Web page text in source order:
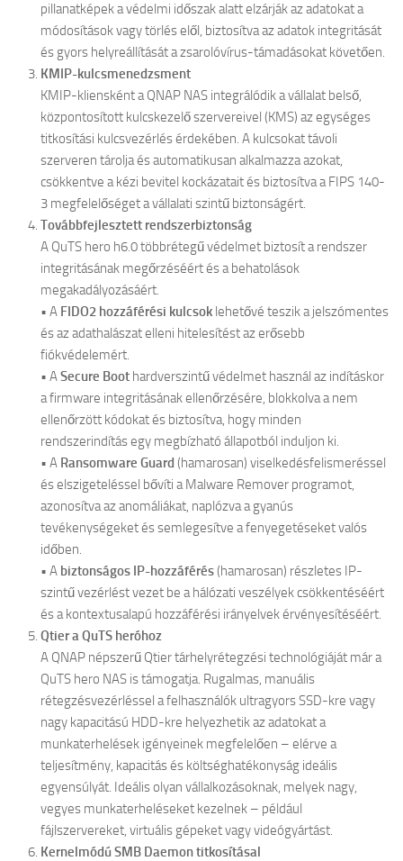
pillanatképek a védelmi időszak alatt elzárják az adatokat a
módosítások vagy törlés elől, biztosítva az adatok integritását
és gyors helyreállítását a zsarolóvírus-támadásokat követően.
KMIP-kulcsmenedzsment
KMIP-kliensként a QNAP NAS integrálódik a vállalat belső,
központosított kulcskezelő szervereivel (KMS) az egységes
titkosítási kulcsvezérlés érdekében. A kulcsokat távoli
szerveren tárolja és automatikusan alkalmazza azokat,
csökkentve a kézi bevitel kockázatait és biztosítva a FIPS 140-
3 megfelelőséget a vállalati szintű biztonságért.
Továbbfejlesztett rendszerbiztonság
A QuTS hero h6.0 többrétegű védelmet biztosít a rendszer
integritásának megőrzéséért és a behatolások
megakadályozásáért.
• A FIDO2 hozzáférési kulcsok lehetővé teszik a jelszómentes
és az adathalászat elleni hitelesítést az erősebb
fiókvédelemért.
• ASecure Boot hardverszintű védelmet használ az indításkor
a firmware integritásának ellenőrzésére, blokkolva a nem
ellenőrzött kódokat és biztosítva, hogy minden
rendszerindítás egy megbízható állapotból induljon ki.
• A Ransomware Guard (hamarosan) viselkedésfelismeréssel
és elszigeteléssel bővíti a Malware Remover programot,
azonosítva az anomáliákat, naplózva a gyanús
tevékenységeket és semlegesítve a fenyegetéseket valós
időben.
• A biztonságos IP-hozzáférés(hamarosan) részletes IP-
szintű vezérlést vezet be a hálózati veszélyek csökkentéséért
és a kontextusalapú hozzáférési irányelvek érvényesítéséért.
Qtier a QuTS heróhoz
A QNAP népszerű Qtier tárhelyrétegzési technológiáját már a
QuTS hero NAS is támogatja. Rugalmas, manuális
rétegzésvezérléssel a felhasználók ultragyors SSD-kre vagy
nagy kapacitású HDD-kre helyezhetik az adatokat a
munkaterhelések igényeinek megfelelően – elérve a
teljesítmény, kapacitás és költséghatékonyság ideális
egyensúlyát. Ideális olyan vállalkozásoknak, melyek nagy,
vegyes munkaterheléseket kezelnek – például
fájlszervereket, virtuális gépeket vagy videógyártást.
Kernelmódú SMB Daemon titkosításal